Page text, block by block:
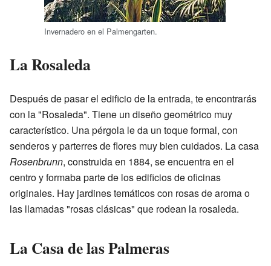
Invernadero en el Palmengarten.
La Rosaleda
Después de pasar el edificio de la entrada, te encontrarás
con la "Rosaleda". Tiene un diseño geométrico muy
característico. Una pérgola le da un toque formal, con
senderos y parterres de flores muy bien cuidados. La casa
Rosenbrunn, construida en 1884, se encuentra en el
centro y formaba parte de los edificios de oficinas
originales. Hay jardines temáticos con rosas de aroma o
las llamadas "rosas clásicas" que rodean la rosaleda.
La Casa de las Palmeras